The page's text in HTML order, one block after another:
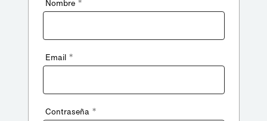
Nombre *
Email *
Contraseña *